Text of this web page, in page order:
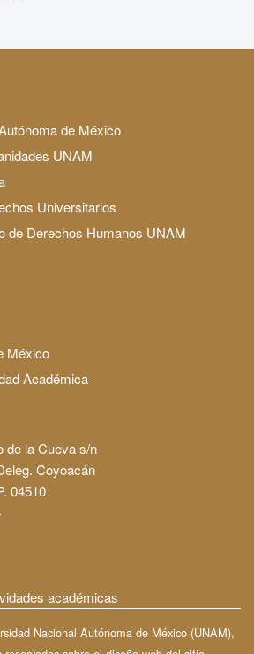
de México
UNAM
Universitarios
de Derechos Humanos UNAM
México
Académica
de la Cueva s/n
Coyoacán
04510
académicas
Nacional Autónoma de México (UNAM),